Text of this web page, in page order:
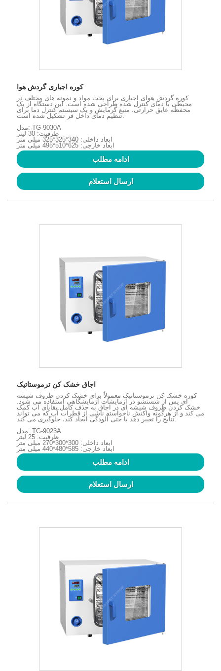
کوره اجباری گردش هوا
کوره گردش هوای اجباری برای پخت مواد و نمونه های مختلف در
محیطی با دمای کنترل شده طراحی شده است. این دستگاه از یک
محفظه عایق حرارتی، منبع گرمایش و یک سیستم کنترل دما برای
تنظیم دمای داخل فر تشکیل شده است.
مدل: TG-9030A
ظرفیت: 30 لیتر
ابعاد داخلی: 340*325*325 میلی متر
ابعاد خارجی: 625*510*495 میلی متر
ادامه مطلب
ارسال استعلام
اجاق خشک کن ترموستاتیک
کوره خشک کن ترموستاتیک معمولاً برای خشک کردن ظروف شیشه
ای پس از شستشو در آزمایشات آزمایشگاهی استفاده می شود.
خشک کردن ظروف شیشه ای در اجاق به حذف کامل بقایای آب کمک
می کند و از هرگونه واکنش ناخواسته ناشی از قطرات آب که می تواند
نتایج را تغییر دهد یا حتی آلودگی ایجاد کند، جلوگیری می کند.
مدل: TG-9023A
ظرفیت: 25 لیتر
ابعاد داخلی: 300*300*270 میلی متر
ابعاد خارجی: 585*480*440 میلی متر
ادامه مطلب
ارسال استعلام